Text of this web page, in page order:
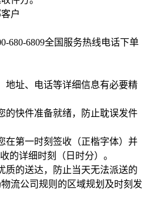
户
680-6809全国服务热线电话下单
地址、电话等详细信息有必要精
的快件准备就绪，防止耽误发件
在第一时刻签收（正楷字体）并
的详细时刻（日时分）。
质的送达，防止当天无法派送的
流公司规则的区域规划及时刻发